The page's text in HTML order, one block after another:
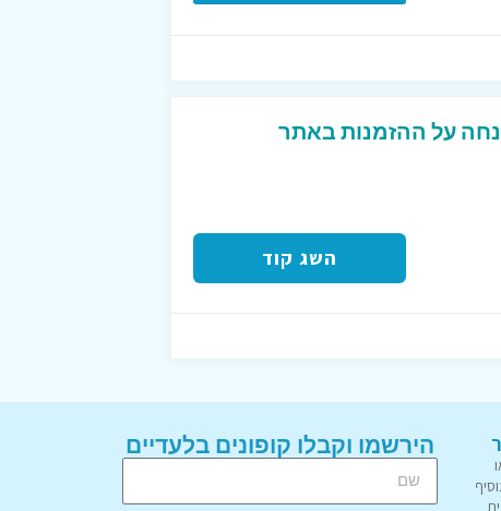
קופון פעיל 10% הנחה על ההזמנות באתר
השג קוד
הירשמו וקבלו קופונים בלעדיים